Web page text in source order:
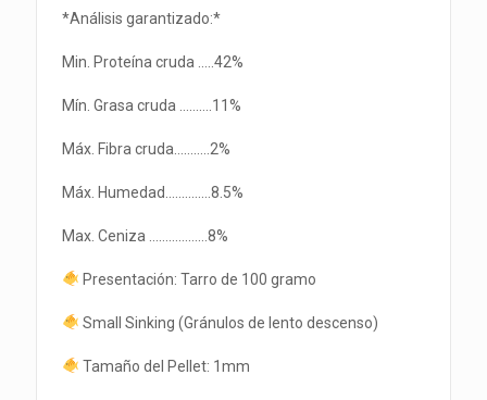
*Análisis garantizado:*
Min. Proteína cruda .….42%
Mín. Grasa cruda ……….11%
Máx. Fibra cruda………..2%
Máx. Humedad.….………8.5%
Max. Ceniza ………………8%
Presentación: Tarro de 100 gramo
Small Sinking (Gránulos de lento descenso)
Tamaño del Pellet: 1mm